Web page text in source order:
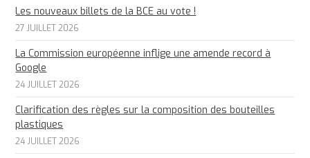
Les nouveaux billets de la BCE au vote !
27 JUILLET 2026
La Commission européenne inflige une amende record à
Google
24 JUILLET 2026
Clarification des règles sur la composition des bouteilles
plastiques
24 JUILLET 2026